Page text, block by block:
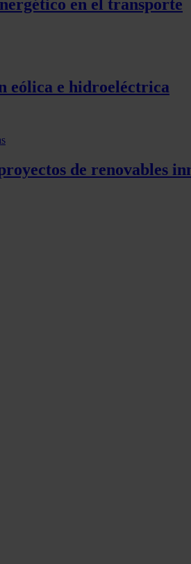
en el transporte
eólica e hidroeléctrica
de renovables